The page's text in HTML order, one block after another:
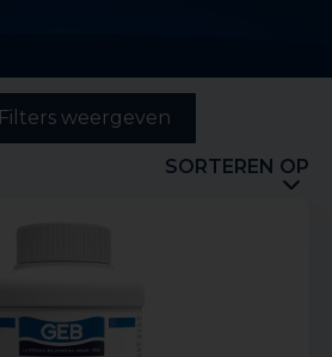
Filters weergeven
SORTEREN OP